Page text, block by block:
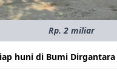
Rp. 2 miliar
huni di Bumi